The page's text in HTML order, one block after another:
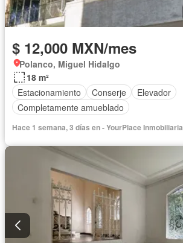
$ 12,000 MXN/mes
Polanco, Miguel Hidalgo
18 m²
Estacionamiento
Conserje
Elevador
Completamente amueblado
Hace 1 semana, 3 días en - YourPlace Inmobiliaria